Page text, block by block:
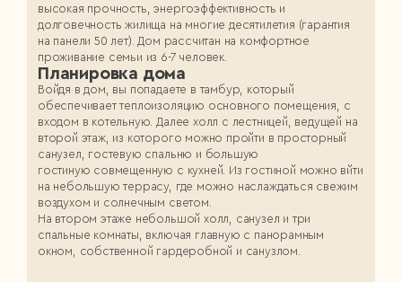
высокая прочность, энергоэффективность и
долговечность жилища на многие десятилетия (гарантия
на панели 50 лет). Дом рассчитан на комфортное
проживание семьи из 6-7 человек.
Планировка дома
Войдя в дом, вы попадаете в тамбур, который
обеспечивает теплоизоляцию основного помещения, с
входом в котельную. Далее холл с лестницей, ведущей на
второй этаж, из которого можно пройти в просторный
санузел, гостевую спальню и большую
гостиную совмещенную с кухней. Из гостиной можно вйти
на небольшую террасу, где можно наслаждаться свежим
воздухом и солнечным светом.
На втором этаже небольшой холл, санузел и три
спальные комнаты, включая главную с панорамным
окном, собственной гардеробной и санузлом.